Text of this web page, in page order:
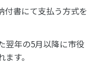
付書にて支払う方式を
翌年の5月以降に市役
す。